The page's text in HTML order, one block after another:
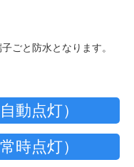
ごと防水となります。
動点灯）
時点灯）